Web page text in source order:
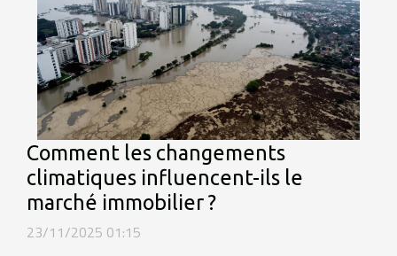
Comment les changements
climatiques influencent-ils le
marché immobilier ?
23/11/2025 01:15